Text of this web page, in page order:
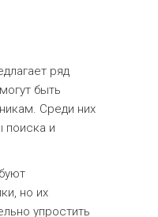
ряд
быть
Среди них
и
но их
упростить